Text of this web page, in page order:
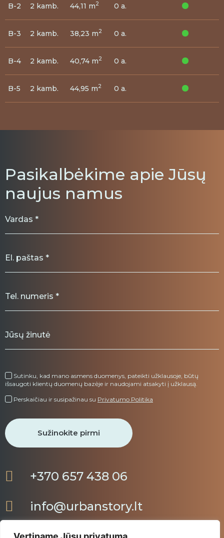
B-2 2 kamb. 44,11 m2 0 a.
B-3 2 kamb. 38,23 m2 0 a.
B-4 2 kamb. 40,74 m2 0 a.
B-5 2 kamb. 44,95 m2 0 a.
Pasikalbėkime apie Jūsų
naujus namus
Sutinku, kad mano asmens duomenys, pateikti užklausoje, būtų
išsaugoti klientų duomenų bazėje ir naudojami atsakyti į užklausą.
Perskaičiau ir susipažinau su Privatumo Politika
+370 657 438 06
info@urbanstory.lt